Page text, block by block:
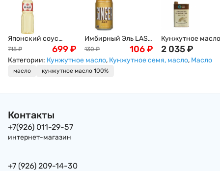
Японский соус
мирин King Jyoso,
1000мл
715 ₽ 699₽
Имбирный Эль LAS
Tominaga Томинага,
газированный
напиток, 350мл
130 ₽ 106₽
Кунжутное масло
1л Даесанг O'food
2 035₽
Категории: Кунжутное масло, Кунжутное семя, масло, Масло
масло кунжутное масло 100%
Контакты
+7(926) 011-29-57
интернет-магазин
+7 (926) 209-14-30